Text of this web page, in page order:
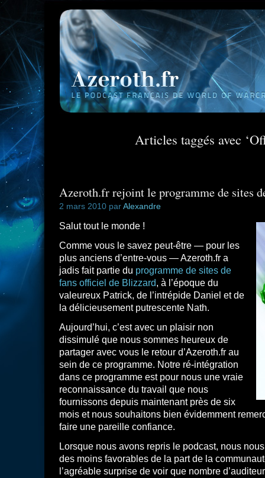
Articles taggés avec
Azeroth.fr rejoint le programme de sites
2 mars 2010 parAlexandre
Salut tout le monde !
Comme vous le savez peut-être — pour les
plus anciens d’entre-vous — Azeroth.fr a
jadis fait partie du programme de sites de
fans officiel de Blizzard, à l’époque du
valeureux Patrick, de l’intrépide Daniel et de
la délicieusement putrescente Nath.
Aujourd’hui, c’est avec un plaisir non
dissimulé que nous sommes heureux de
partager avec vous le retour d’Azeroth.fr au
sein de ce programme. Notre ré-intégration
dans ce programme est pour nous une vraie
reconnaissance du travail que nous
fournissons depuis maintenant près de six
mois et nous souhaitons bien évidemment
faire une pareille confiance.
Lorsque nous avons repris le podcast, nous
des moins favorables de la part de la
l’agréable surprise de voir que nombre